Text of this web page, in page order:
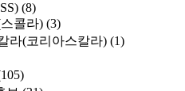
(8)
콜라) (3)
라(코리아스칼라) (1)